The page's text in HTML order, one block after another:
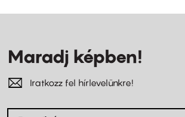
Maradj képben!
Iratkozz fel hírlevelünkre!